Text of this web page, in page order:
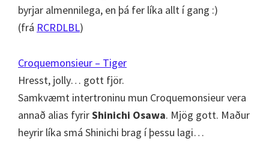
byrjar almennilega, en þá fer líka allt í gang :)
(frá RCRDLBL)
Croquemonsieur – Tiger
Hresst, jolly… gott fjör.
Samkvæmt intertroninu mun Croquemonsieur vera
annað alias fyrirShinichi Osawa. Mjög gott. Maður
heyrir líka smá Shinichi brag í þessu lagi…